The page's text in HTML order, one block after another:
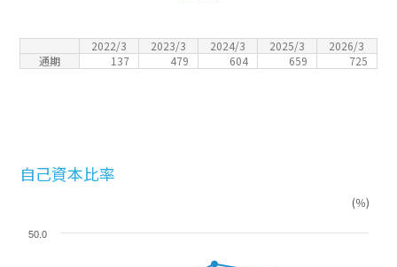
2022/3 2023/3 2024/3 2025/3
2026/3
通期
137 479 604 659 725
自己資本比率
(％)
50.0